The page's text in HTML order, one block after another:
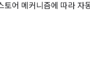
어 메커니즘에 따라 자